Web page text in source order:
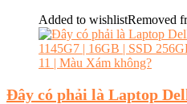
Added to wishlistRemoved
Đây có phải là Laptop